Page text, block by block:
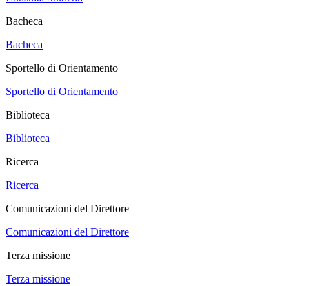
Bacheca
Bacheca
Sportello di Orientamento
Sportello di Orientamento
Biblioteca
Biblioteca
Ricerca
Ricerca
Comunicazioni del Direttore
Comunicazioni del Direttore
Terza missione
Terza missione